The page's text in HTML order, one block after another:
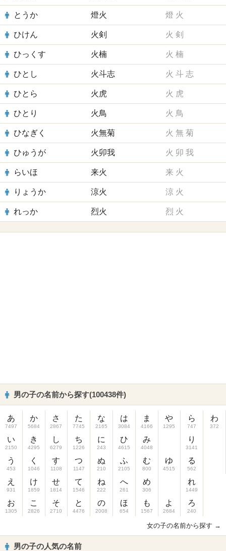
とうか 燈火 燈 火
ひけん 火剣 火 剣
ひっくす 火楠 火 楠
ひとし 火斗志 火 斗 志
ひとら 火虎 火 虎
ひとり 火鳥 火 鳥
ひなぎく 火無菊 火 無 菊
ひゅうが 火卯我 火 卯 我
らいほ 来火 来 火
りょうか 涼火 涼 火
れっか 烈火 烈 火
男の子の名前から探す(100438件)
あ
7497
い
2150
う
453
え
931
お
1305
か
5684
き
4295
く
1046
け
1859
こ
2826
さ
2867
し
6279
す
1108
せ
1814
そ
2710
た
7745
ち
1226
つ
1147
て
1546
と
4476
な
2165
に
243
ぬ
210
ね
222
の
2008
は
3084
ひ
4615
ふ
2105
へ
261
ほ
654
ま
4166
み
4048
む
800
め
306
も
1567
や
1295
ゆ
4515
よ
2684
ら
747
り
3141
る
562
れ
1449
ろ
240
わ
372
女の子の名前から探す →
男の子の人気の名前